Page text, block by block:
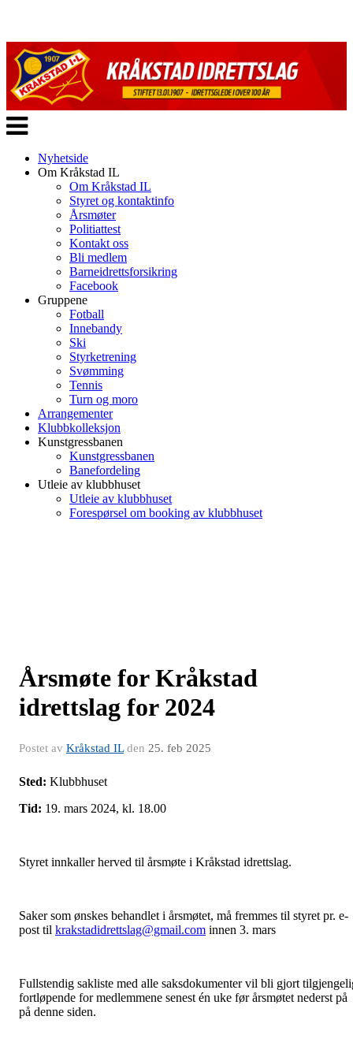
Veksle
navigasjon
Nyhetside
Om Kråkstad IL
Om Kråkstad IL
Styret og kontaktinfo
Årsmøter
Politiattest
Kontakt oss
Bli medlem
Barneidrettsforsikring
Facebook
Gruppene
Fotball
Innebandy
Ski
Styrketrening
Svømming
Tennis
Turn og moro
Arrangementer
Klubbkolleksjon
Kunstgressbanen
Kunstgressbanen
Banefordeling
Utleie av klubbhuset
Utleie av klubbhuset
Forespørsel om booking av klubbhuset
Årsmøte for Kråkstad
idrettslag for 2024
Postet av Kråkstad ILden 25. feb 2025
Sted: Klubbhuset
Tid: 19. mars 2024, kl. 18.00
Styret innkaller herved til årsmøte i Kråkstad idrettslag.
Saker som ønskes behandlet i årsmøtet, må fremmes til styret pr. e-
post til krakstadidrettslag@gmail.com innen 3. mars
Fullstendig sakliste med alle saksdokumenter vil bli gjort
fortløpende for medlemmene senest én uke før årsmøtet nederst på
på denne siden.